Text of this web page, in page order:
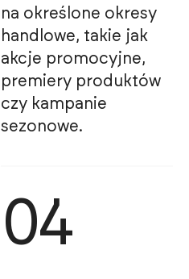
na określone okresy
handlowe, takie jak
akcje promocyjne,
premiery produktów
czy kampanie
sezonowe.
04